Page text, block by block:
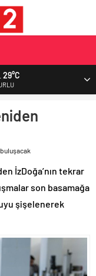
29°C
İzDoğa’nın tekrar
son basamağa
şişelenerek